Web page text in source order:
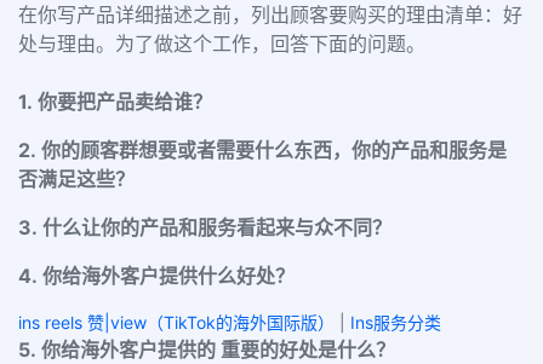
在你写产品详细描述之前，列出顾客要购买的理由清单：好
处与理由。为了做这个工作，回答下面的问题。
1. 你要把产品卖给谁？
2. 你的顾客群想要或者需要什么东西，你的产品和服务是
否满足这些？
3. 什么让你的产品和服务看起来与众不同？
4. 你给海外客户提供什么好处？
ins reels 赞|view（TikTok的海外国际版） Ins服务分类
5. 你给海外客户提供的 重要的好处是什么？